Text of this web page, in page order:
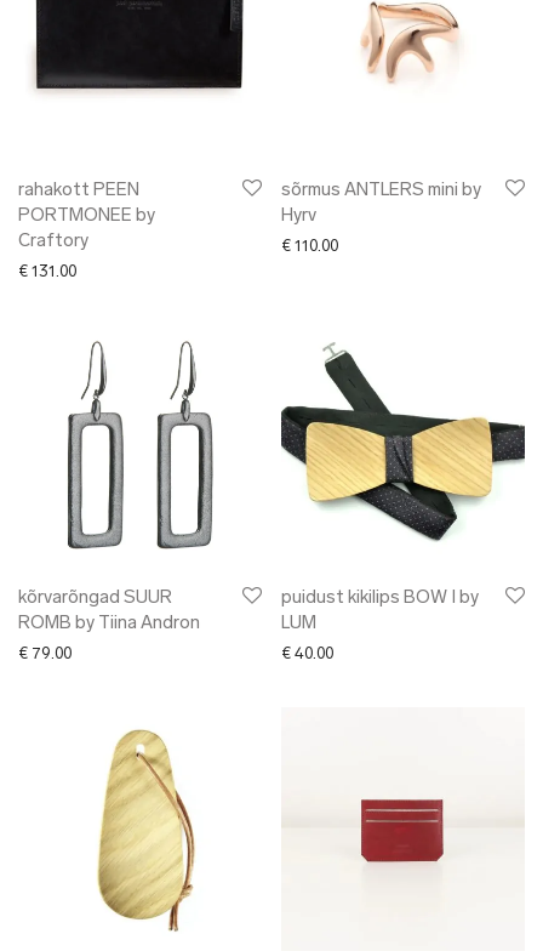
rahakott PEEN
PORTMONEE by
Craftory
€ 131.00
sõrmus ANTLERS mini by
Hyrv
€ 110.00
kõrvarõngad SUUR
ROMB by Tiina Andron
€ 79.00
puidust kikilips BOW I by
LUM
€ 40.00